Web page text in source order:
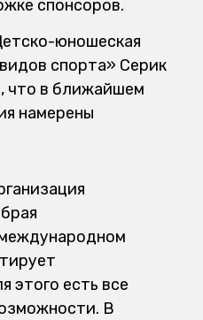
спонсоров.
юношеская
спорта» Серик
что в ближайшем
намерены
этого есть все
В